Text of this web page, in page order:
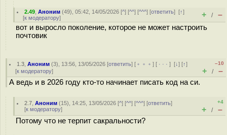
2.49 ,Аноним (49), 05:42, 14/05/2026 [^] [^^] [^^^] [ответить][↑]
[к модератору] + / –
вот и выросло поколение, которое не может настроить
почтовик
1.3 ,Аноним (3), 13:56, 13/05/2026 [ответить] [ ﹢﹢﹢] [ · · ·][↓] [↑]
[к модератору]
–10
+ / –
А ведь и в 2026 году кто-то начинает писать код на си.
2.7 ,Аноним (15), 14:25, 13/05/2026 [^] [^^] [^^^] [ответить]
[к модератору]
+4
+ / –
Потому что не терпит сакральности?